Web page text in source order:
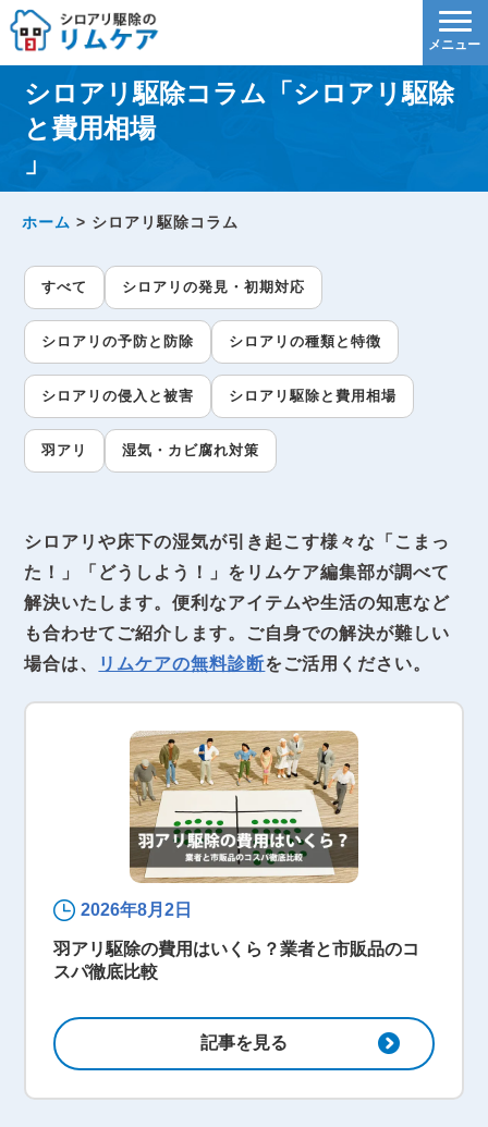
シロアリ駆除コラム「シロアリ駆除
と費用相場
」
ホーム > シロアリ駆除コラム
すべて シロアリの発見・初期対応
シロアリの予防と防除 シロアリの種類と特徴
シロアリの侵入と被害 シロアリ駆除と費用相場
羽アリ 湿気・カビ腐れ対策
シロアリや床下の湿気が引き起こす様々な「こまっ
た！」「どうしよう！」をリムケア編集部が調べて
解決いたします。便利なアイテムや生活の知恵など
も合わせてご紹介します。ご自身での解決が難しい
場合は、
リムケアの無料診断をご活用ください。
2026年8月2日
羽アリ駆除の費用はいくら？業者と市販品のコ
スパ徹底比較
記事を見る